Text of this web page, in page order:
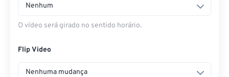
Nenhum
O vídeo será girado no sentido horário.
Flip Video
Nenhuma mudança